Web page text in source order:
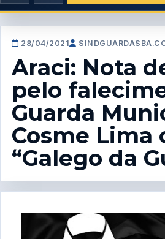
28/04/2021
Araci: Nota
pelo
Guarda
Cosme Lima
“Galego da